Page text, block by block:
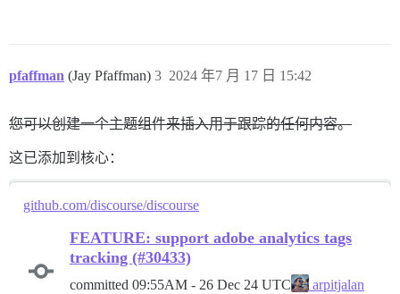
pfaffman (Jay Pfaffman) 2024 年7 月 17 日 15:42
3
您可以创建一个主题组件来插入用于跟踪的任何内容。
这已添加到核心：
github.com/discourse/discourse
FEATURE: support adobe analytics tags
tracking (#30433)
committed 09:55AM - 26 Dec 24 UTC
arpitjalan